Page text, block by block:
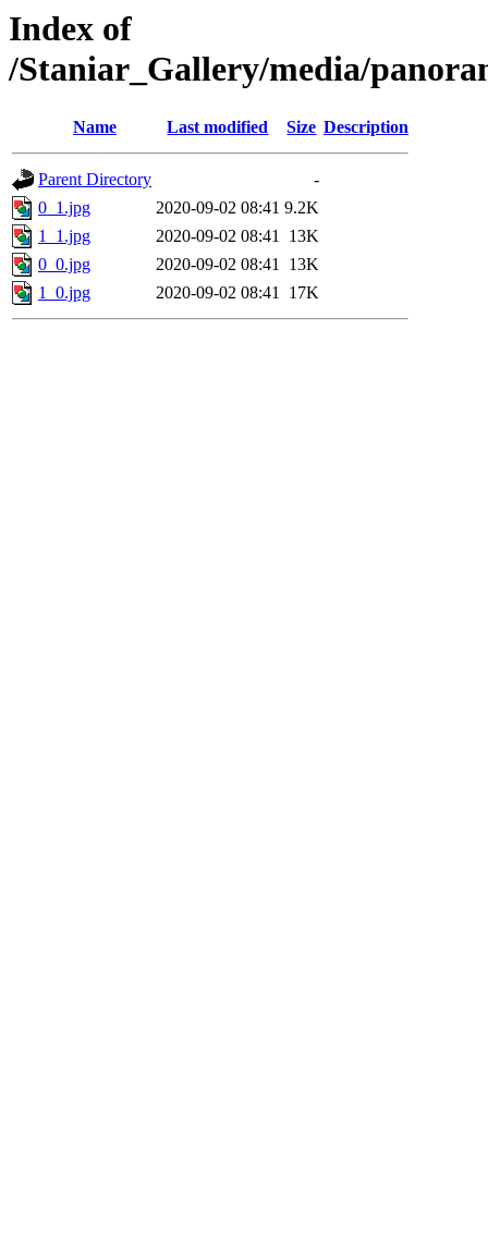
Index of
/Staniar_Gallery/media/
Name Last modified Size Description
Parent Directory
-
0_1.jpg
2020-09-02 08:41 9.2K
1_1.jpg
2020-09-02 08:41 13K
0_0.jpg
2020-09-02 08:41 13K
1_0.jpg
2020-09-02 08:41 17K